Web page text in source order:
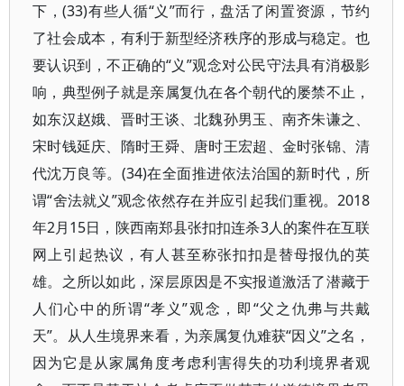
下，(33)有些人循“义”而行，盘活了闲置资源，节约
了社会成本，有利于新型经济秩序的形成与稳定。也
要认识到，不正确的“义”观念对公民守法具有消极影
响，典型例子就是亲属复仇在各个朝代的屡禁不止，
如东汉赵娥、晋时王谈、北魏孙男玉、南齐朱谦之、
宋时钱延庆、隋时王舜、唐时王宏超、金时张锦、清
代沈万良等。(34)在全面推进依法治国的新时代，所
谓“舍法就义”观念依然存在并应引起我们重视。2018
年2月15日，陕西南郑县张扣扣连杀3人的案件在互联
网上引起热议，有人甚至称张扣扣是替母报仇的英
雄。之所以如此，深层原因是不实报道激活了潜藏于
人们心中的所谓“孝义”观念，即“父之仇弗与共戴
天”。从人生境界来看，为亲属复仇难获“因义”之名，
因为它是从家属角度考虑利害得失的功利境界者观